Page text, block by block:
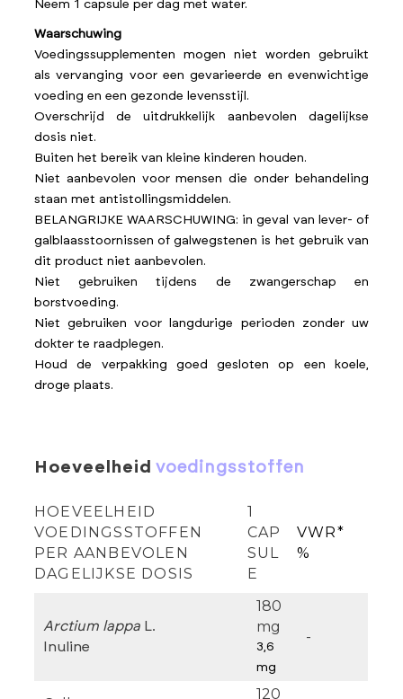
Neem 1 capsule per dag met water.
Waarschuwing
Voedingssupplementen mogen niet worden gebruikt
als vervanging voor een gevarieerde en evenwichtige
voeding en een gezonde levensstijl.
Overschrijd de uitdrukkelijk aanbevolen dagelijkse
dosis niet.
Buiten het bereik van kleine kinderen houden.
Niet aanbevolen voor mensen die onder behandeling
staan met antistollingsmiddelen.
BELANGRIJKE WAARSCHUWING: in geval van lever- of
galblaasstoornissen of galwegstenen is het gebruik van
dit product niet aanbevolen.
Niet gebruiken tijdens de zwangerschap en
borstvoeding.
Niet gebruiken voor langdurige perioden zonder uw
dokter te raadplegen.
Houd de verpakking goed gesloten op een koele,
droge plaats.
hoeveelheidvoedingsstoffen
HOEVEELHEID
VOEDINGSSTOFFEN
PER AANBEVOLEN
DAGELIJKSE DOSIS
1
CAP
SUL
E
VWR*
%
Arctium lappa L.
Inuline
180
mg
3,6
mg
-
120